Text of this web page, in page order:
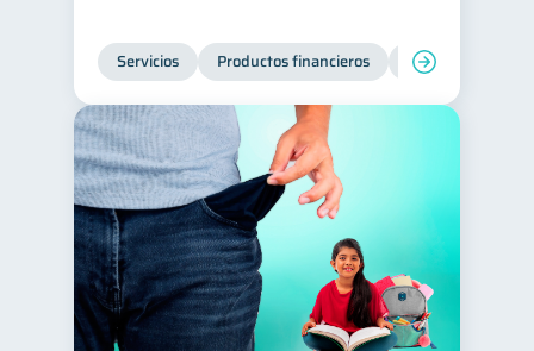
información financiera 1
Servicios Productos financieros Inclusión